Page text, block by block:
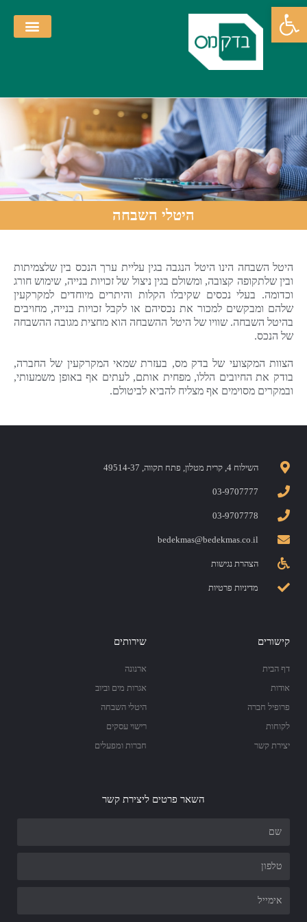
פתח סרגל נגישות
היטלי השבחה
היטל השבחה הינו היטל הנגבה בגין עליית ערך הנכס בין שלצמיתות
ובין שלתקופה קצובה, ומשולם בגין ניצול של זכויות בנייה, שימוש חורג
וכדומה. בעלי נכסים שקיבלו הקלות והיתרים מיוחדים למקרקעין
שלהם ומבקשים למכור את נכסיהם או לקבל זכויות בנייה, מחויבים
בהיטל השבחה. שוויו של היטל ההשבחה הוא מחצית מגובה ההשבחה
של הנכס.
הצוות המקצועי של בדק מס, בעזרת שמאי המקרקעין של החברה,
בודק את החיובים הללו, מפחית אותם, לעתים אף באופן משמעותי,
ובמקרים מסוימים אף מצליח להביא לביטולם.
השילוח 4, קרית מטלון, פתח תקווה, 49514-37
03-9707777
03-9707778
bedekmas@bedekmas.co.il
הצהרת נגישות
מדיניות פרטיות
קישורים
דף הבית
אודות
פרופיל חברה
לקוחות
יצירת קשר
שירותים
ארנונה
אגרות מים וביוב
היטלי השבחה
רישוי עסקים
חברות ומפעלים
השאר פרטים ליצירת קשר